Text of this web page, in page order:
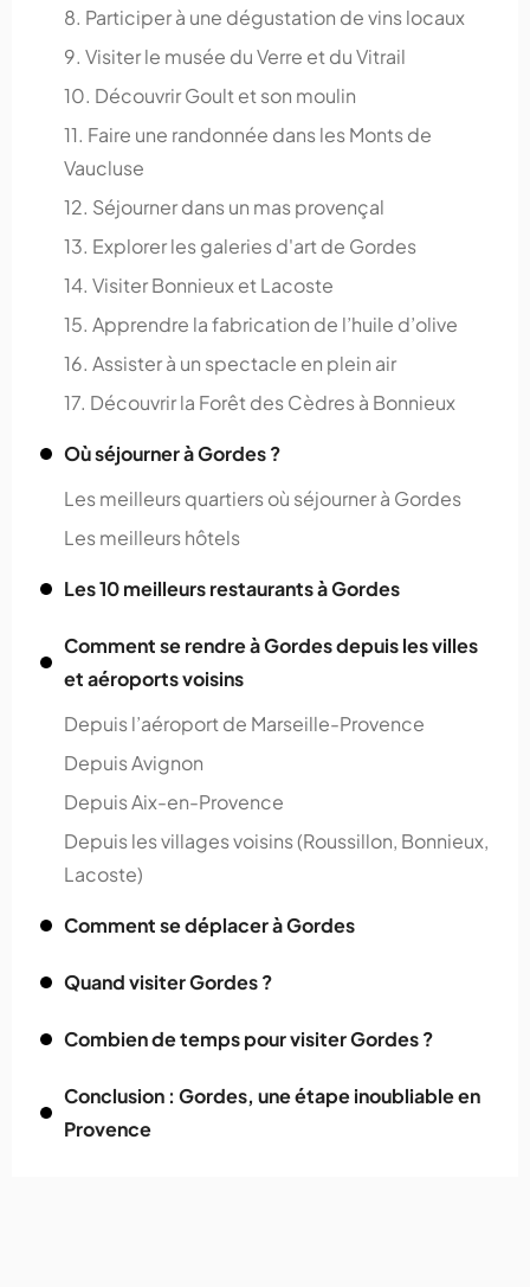
8. Participer à une dégustation de vins locaux
9. Visiter le musée du Verre et du Vitrail
10. Découvrir Goult et son moulin
11. Faire une randonnée dans les Monts de
Vaucluse
12. Séjourner dans un mas provençal
13. Explorer les galeries d'art de Gordes
14. Visiter Bonnieux et Lacoste
15. Apprendre la fabrication de l’huile d’olive
16. Assister à un spectacle en plein air
17. Découvrir la Forêt des Cèdres à Bonnieux
Où séjourner à Gordes ?
Les meilleurs quartiers où séjourner à Gordes
Les meilleurs hôtels
Les 10 meilleurs restaurants à Gordes
Comment se rendre à Gordes depuis les villes
et aéroports voisins
Depuis l’aéroport de Marseille-Provence
Depuis Avignon
Depuis Aix-en-Provence
Depuis les villages voisins (Roussillon, Bonnieux,
Lacoste)
Comment se déplacer à Gordes
Quand visiter Gordes ?
Combien de temps pour visiter Gordes ?
Conclusion : Gordes, une étape inoubliable en
Provence